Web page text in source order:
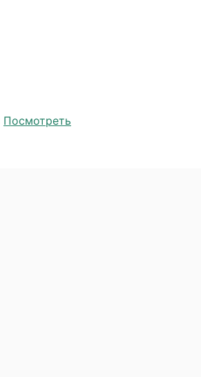
Посмотреть